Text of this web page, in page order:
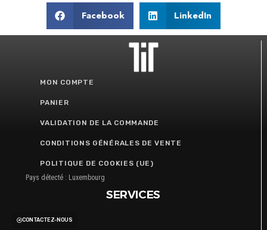
Facebook LinkedIn
MON COMPTE
PANIER
VALIDATION DE LA COMMANDE
CONDITIONS GÉNÉRALES DE VENTE
POLITIQUE DE COOKIES (UE)
Pays détecté : Luxembourg
SERVICES
CONTACTEZ-NOUS